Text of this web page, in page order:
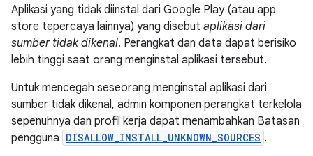
Aplikasi yang tidak diinstal dari Google Play (atau app
store tepercaya lainnya) yang disebut aplikasi dari
sumber tidak dikenal. Perangkat dan data dapat berisiko
lebih tinggi saat orang menginstal aplikasi tersebut.
Untuk mencegah seseorang menginstal aplikasi dari
sumber tidak dikenal, admin komponen perangkat terkelola
sepenuhnya dan profil kerja dapat menambahkan Batasan
pengguna DISALLOW_INSTALL_UNKNOWN_SOURCES .